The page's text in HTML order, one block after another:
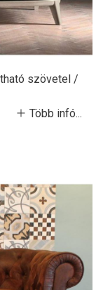
szövetel /
Több infó...